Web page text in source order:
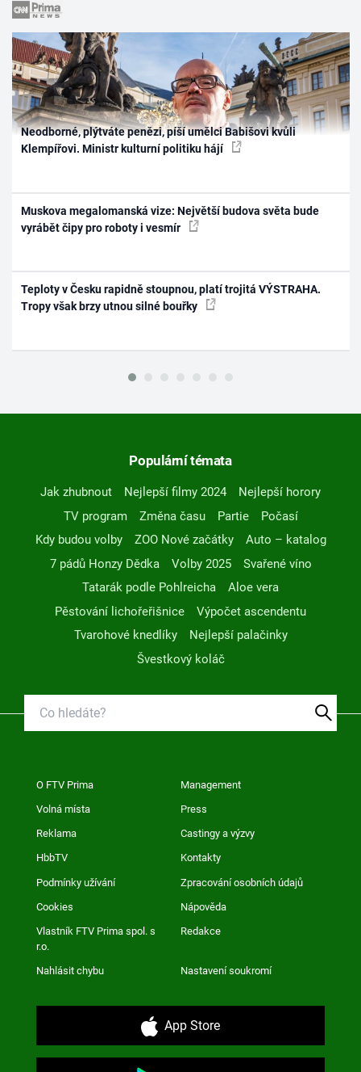
Neodborné, plýtváte penězi, píší umělci Babišovi kvůli
Klempířovi. Ministr kulturní politiku hájí
Muskova megalomanská vize: Největší budova světa bude
vyrábět čipy pro roboty i vesmír
Teploty v Česku rapidně stoupnou, platí trojitá VÝSTRAHA.
Tropy však brzy utnou silné bouřky
Populární témata
Jak zhubnout Nejlepší filmy 2024
Nejlepší horory
TV program
Změna času Partie
Počasí
Kdy budou volby
ZOO Nové začátky
Auto – katalog
7 pádů Honzy Dědka
Volby 2025
Svařené víno
Tatarák podle Pohlreicha
Aloe vera
Pěstování lichořeřišnice
Výpočet ascendentu
Tvarohové knedlíky
Nejlepší palačinky
Švestkový koláč
O FTV Prima Management
Volná místa Press
Reklama Castingy a výzvy
HbbTV Kontakty
Podmínky užívání Zpracování osobních údajů
Cookies Nápověda
Vlastník FTV Prima spol. s
r.o.
Redakce
Nahlásit chybu Nastavení soukromí
App Store